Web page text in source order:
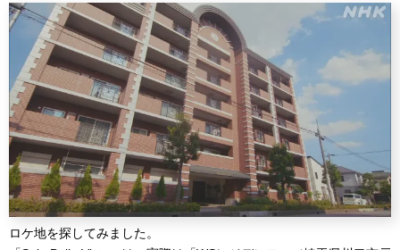
ロケ地を探してみました。